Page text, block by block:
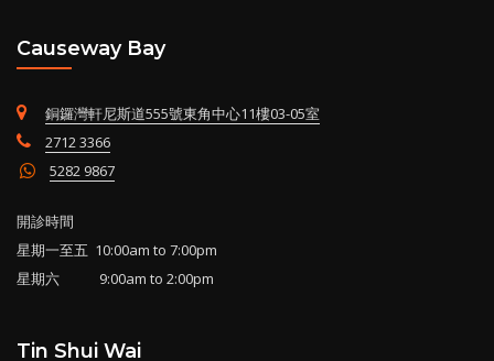
Causeway Bay
銅鑼灣軒尼斯道555號東角中心11樓03-05室
2712 3366
5282 9867
開診時間
星期一至五 10:00am to 7:00pm
星期六 9:00am to 2:00pm
Tin Shui Wai